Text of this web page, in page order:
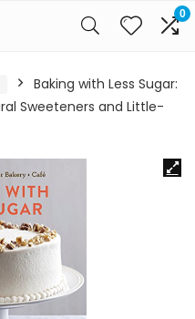
0
Baking with Less Sugar:
Sweeteners and Little-